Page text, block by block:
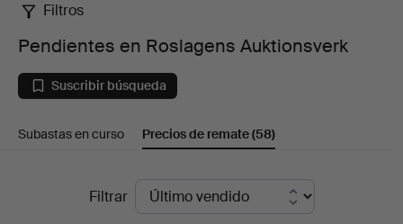
Pendientes
en
Roslagens
Auktionsverk
Filtros
Pendientes en Roslagens Auktionsverk
Suscribir búsqueda
Subastas en curso Precios de remate(58)
Filtrar